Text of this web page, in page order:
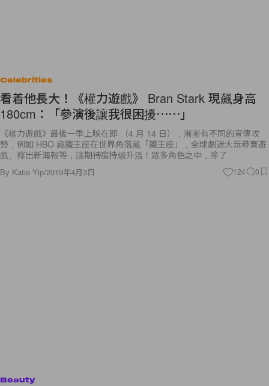
Celebrities
看着他長大！《權力遊戲》 Bran Stark 現飆身高
180cm：「參演後讓我很困擾⋯⋯」
《權力遊戲》最後一季上映在即 （4 月 14 日），漸漸有不同的宣傳攻
勢，例如 HBO 藏鐵王座在世界角落藏「鐵王座」，全球劇迷大玩尋寶遊
戲、釋出新海報等，讓期待度持續升溫！眾多角色之中，除了
By Katie Yip/2019年4月3日 124 0
Beauty